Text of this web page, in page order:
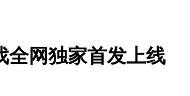
全网独家首发上线